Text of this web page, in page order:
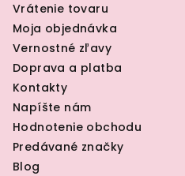
Vrátenie tovaru
Moja objednávka
Vernostné zľavy
Doprava a platba
Kontakty
Napíšte nám
Hodnotenie obchodu
Predávané značky
Blog